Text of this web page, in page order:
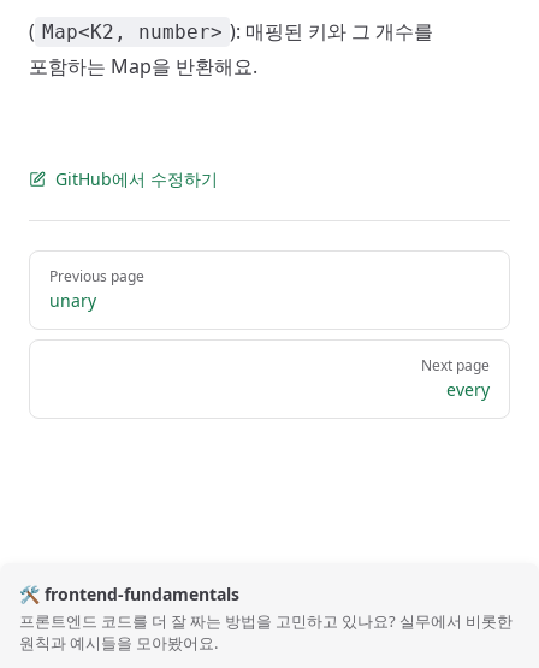
( Map<K2, number> ): 매핑된 키와 그 개수를
포함하는 Map을 반환해요.
GitHub에서 수정하기
Pager
Previous page
unary
Next page
every
🛠️ frontend-fundamentals
프론트엔드 코드를 더 잘 짜는 방법을 고민하고 있나요? 실무에서 비롯한
원칙과 예시들을 모아봤어요.